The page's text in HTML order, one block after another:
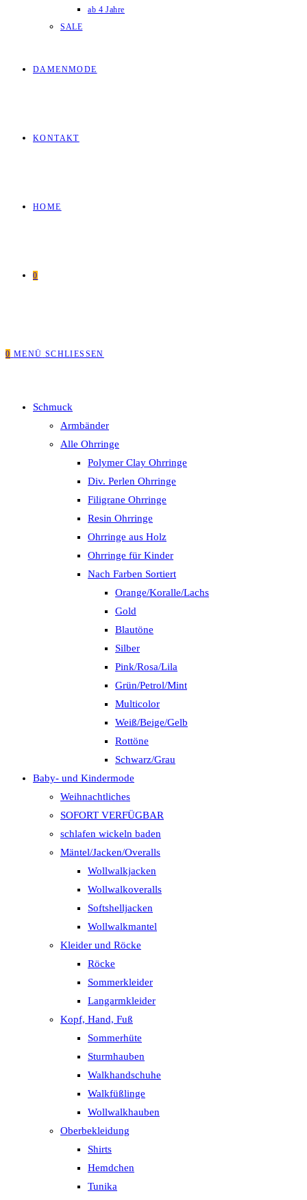
ab 4 Jahre
SALE
DAMENMODE
KONTAKT
HOME
0
0 MENÜ SCHLIESSEN
Schmuck
Armbänder
Alle Ohrringe
Polymer Clay Ohrringe
Div. Perlen Ohrringe
Filigrane Ohrringe
Resin Ohrringe
Ohrringe aus Holz
Ohrringe für Kinder
Nach Farben Sortiert
Orange/Koralle/Lachs
Gold
Blautöne
Silber
Pink/Rosa/Lila
Grün/Petrol/Mint
Multicolor
Weiß/Beige/Gelb
Rottöne
Schwarz/Grau
Baby- und Kindermode
Weihnachtliches
SOFORT VERFÜGBAR
schlafen wickeln baden
Mäntel/Jacken/Overalls
Wollwalkjacken
Wollwalkoveralls
Softshelljacken
Wollwalkmantel
Kleider und Röcke
Röcke
Sommerkleider
Langarmkleider
Kopf, Hand, Fuß
Sommerhüte
Sturmhauben
Walkhandschuhe
Walkfüßlinge
Wollwalkhauben
Oberbekleidung
Shirts
Hemdchen
Tunika